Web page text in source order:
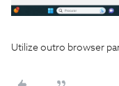
Utilize outro browser